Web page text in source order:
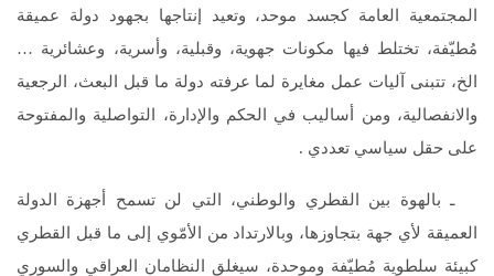
المجتمعية العامة كجسد موحد، وتعيد إنتاجها بجهود دولة عميقة
مُطيّفة، تختلط فيها مكونات جهوية، وقبلية، وأسرية، وعشائرية …
الخ، تتبنى آليات عمل مغايرة لما عرفته دولة ما قبل البعث، الرجعية
والانفصالية، ومن أساليب في الحكم والإدارة، التواصلية والمفتوحة
على حقل سياسي تعددي .
ـ بالهوة بين القطري والوطني، التي لن تسمح أجهزة الدولة
العميقة لأي جهة بتجاوزها، وبالارتداد من الأمّوي إلى ما قبل القطري
كبيئة سلطوية مُطيّفة وموحدة، سيغلق النظامان العراقي والسوري